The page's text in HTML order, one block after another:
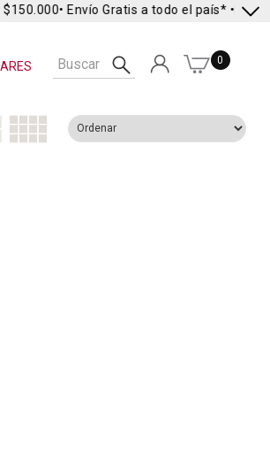
• Envío Gratis a todo el país* •Envío
0